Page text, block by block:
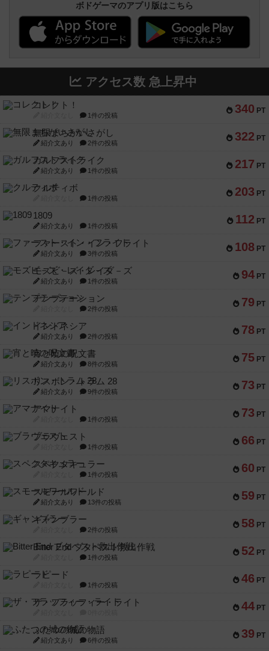
ボドゲーマのアプリ版はこちら
アクセス数 急上昇中
340 PT
コレクト！
1件の投稿
322 PT
無限まちがいさがし
紹介文あり 2件の投稿
217 PT
ガルフストライク
紹介文あり 1件の投稿
203 PT
クルティボ
1件の投稿
112 PT
1809
紹介文あり 1件の投稿
108 PT
ファースト・イン・フライト
紹介文あり 3件の投稿
94 PT
モズビ－ズ・レイダ－ズ
紹介文あり 1件の投稿
79 PT
テンプテーション
2件の投稿
78 PT
インドネシア
紹介文あり 2件の投稿
75 PT
宵と暁の呪文書
紹介文あり 8件の投稿
73 PT
リスボン・トラム 28
紹介文あり 9件の投稿
73 PT
アマナイト
1件の投稿
66 PT
ブラヴェスト
1件の投稿
60 PT
スペクタキュラー
1件の投稿
59 PT
スモールワールド
紹介文あり 13件の投稿
58 PT
ギャンブラー
2件の投稿
52 PT
Bitter End ブタペスト救出作戦
1件の投稿
46 PT
ラピード
1件の投稿
44 PT
ザ・フラッフィー・ライト
39 PT
ふたつの城の物語
紹介文あり 6件の投稿